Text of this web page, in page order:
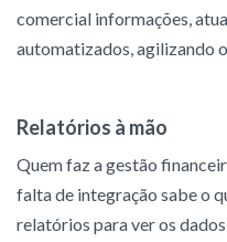
comercial informações,
automatizados, agilizando
Relatórios à mão
Quem faz a gestão
falta de integração sabe o
relatórios para ver os